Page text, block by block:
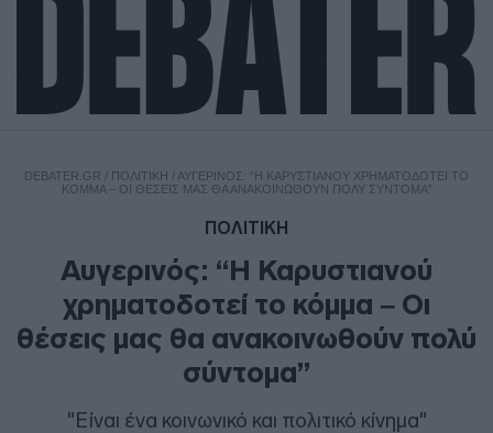
DEBATER.GR / ΠΟΛΙΤΙΚΗ / ΑΥΓΕΡΙΝΌΣ: “Η ΚΑΡΥΣΤΙΑΝΟΎ ΧΡΗΜΑΤΟΔΟΤΕΊ ΤΟ
ΚΌΜΜΑ – ΟΙ ΘΈΣΕΙΣ ΜΑΣ ΘΑ ΑΝΑΚΟΙΝΩΘΟΎΝ ΠΟΛΎ ΣΎΝΤΟΜΑ”
ΠΟΛΙΤΙΚΗ
Αυγερινός: “Η Καρυστιανού
χρηματοδοτεί το κόμμα – Οι
θέσεις μας θα ανακοινωθούν πολύ
σύντομα”
"Είναι ένα κοινωνικό και πολιτικό κίνημα"